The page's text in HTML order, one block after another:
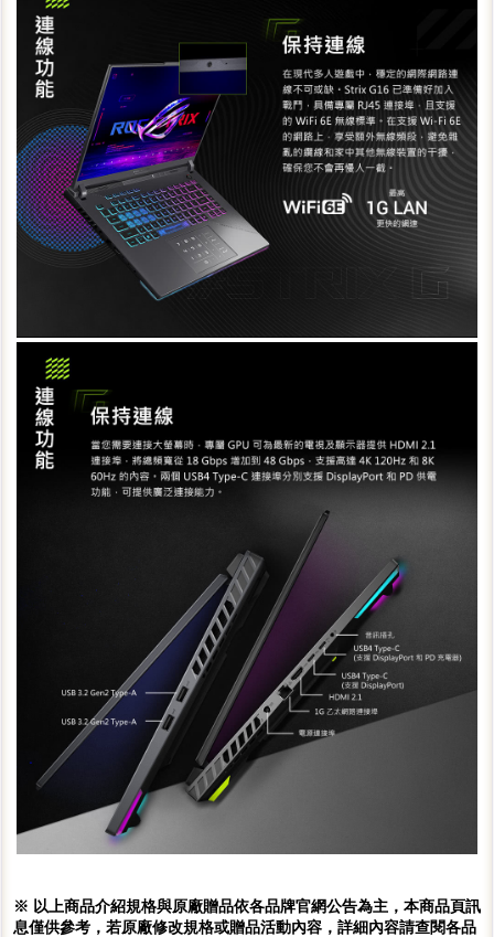
※ 以上商品介紹規格與原廠贈品依各品牌官網公告為主，本商品頁訊
息僅供參考，若原廠修改規格或贈品活動內容，詳細內容請查閱各品